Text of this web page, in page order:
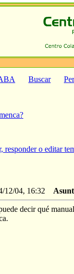
Buscar
12/04, 16:32
decir qué